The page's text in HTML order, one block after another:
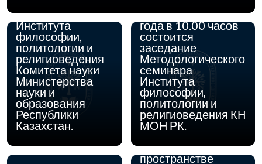
Ученого Совета
Института
философии,
политологии и
религиоведения
Комитета науки
Министерства
науки и
образования
Республики
Казахстан.
14 сентября 2016
года в 10.00 часов
состоится
заседание
Методологического
семинара
Института
философии,
политологии и
религиоведения КН
МОН РК.
06.09.2016
29 сентября – 1
октября 2016 года
в г. Алматы
состоится Второй
Казахстанский
Философский
Конгресс на тему:
Казахстана в
пространстве